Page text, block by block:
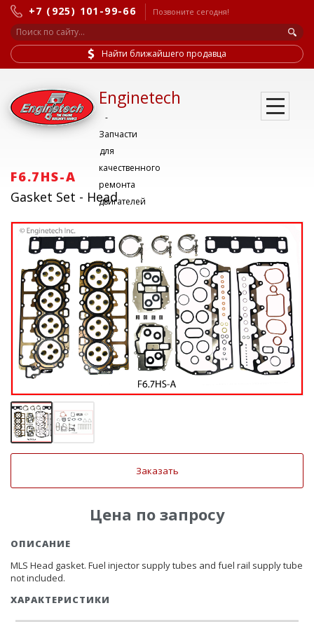
+7 (925) 101-99-66 Позвоните сегодня!
Найти ближайшего продавца
Enginetech
-
Запчасти
для
качественного
ремонта
двигателей
F6.7HS-A
Gasket Set - Head
Заказать
Цена по запросу
ОПИСАНИЕ
MLS Head gasket. Fuel injector supply tubes and fuel rail supply tube
not included.
ХАРАКТЕРИСТИКИ